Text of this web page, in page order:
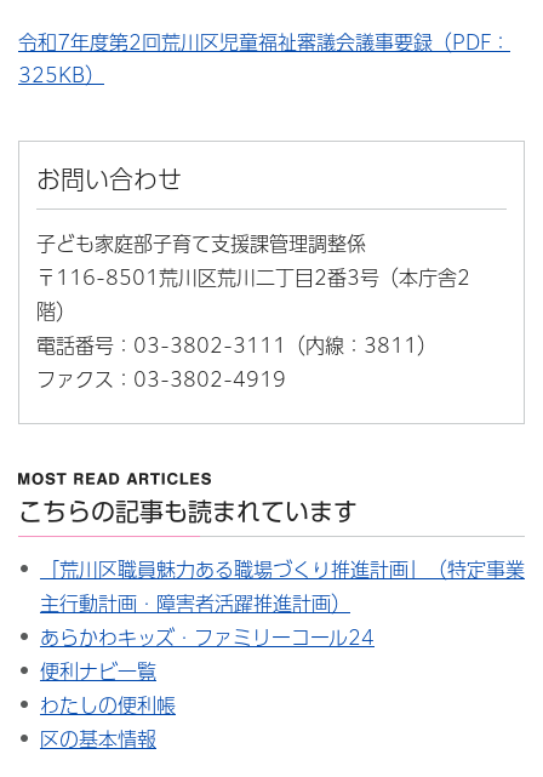
令和7年度第2回荒川区児童福祉審議会議事要録（PDF：
325KB）
お問い合わせ
子ども家庭部子育て支援課管理調整係
〒116-8501荒川区荒川二丁目2番3号（本庁舎2
階）
電話番号：03-3802-3111（内線：3811）
ファクス：03-3802-4919
こちらの記事も読まれています
「荒川区職員魅力ある職場づくり推進計画」（特定事業
主行動計画・障害者活躍推進計画）
あらかわキッズ・ファミリーコール24
便利ナビ一覧
わたしの便利帳
区の基本情報